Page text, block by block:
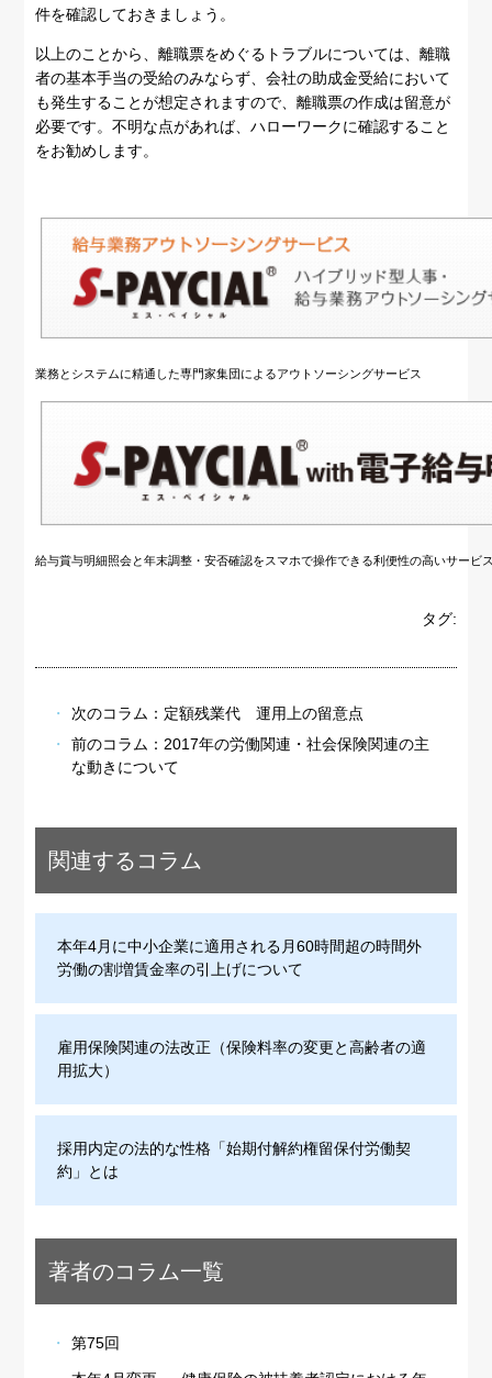
件を確認しておきましょう。
以上のことから、離職票をめぐるトラブルについては、離職
者の基本手当の受給のみならず、会社の助成金受給において
も発生することが想定されますので、離職票の作成は留意が
必要です。不明な点があれば、ハローワークに確認すること
をお勧めします。
業務とシステムに精通した専門家集団によるアウトソーシングサービス
給与賞与明細照会と年末調整・安否確認をスマホで操作できる利便性の高いサービ
タグ:
次のコラム： 定額残業代 運用上の留意点
前のコラム： 2017年の労働関連・社会保険関連の主
な動きについて
関連するコラム
本年4月に中小企業に適用される月60時間超の時間外
労働の割増賃金率の引上げについて
雇用保険関連の法改正（保険料率の変更と高齢者の適
用拡大）
採用内定の法的な性格「始期付解約権留保付労働契
約」とは
著者のコラム一覧
第75回